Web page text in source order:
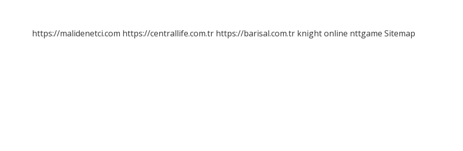
https://malidenetci.com https://centrallife.com.tr https://barisal.com.tr knight online nttgame Sitemap